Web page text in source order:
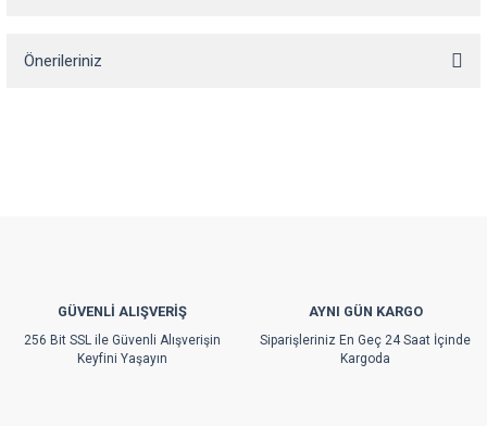
Önerileriniz
Ürün fiyatı diğer sitelerden daha pahalı.
Bu ürüne benzer farklı alternatifler olmalı.
GÜVENLİ ALIŞVERİŞ
256 Bit SSL ile Güvenli Alışverişin
Keyfini Yaşayın
AYNI GÜN KARGO
Siparişleriniz En Geç 24 Saat İçinde
Kargoda